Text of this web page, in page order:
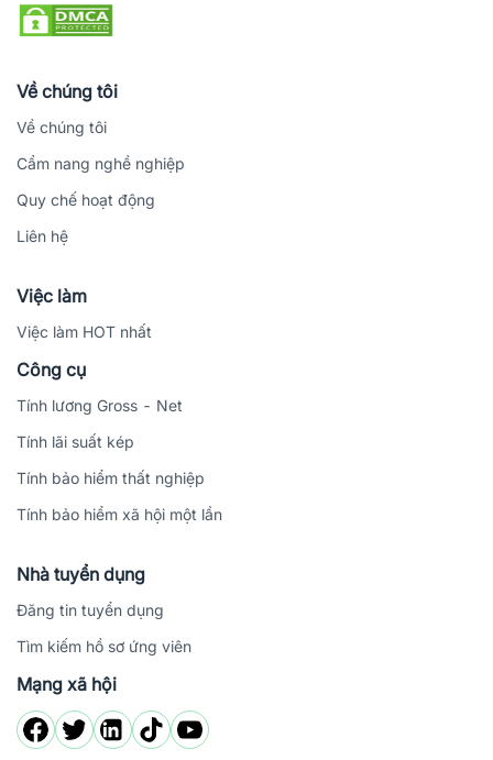
Về chúng tôi
Về chúng tôi
Cẩm nang nghề nghiệp
Quy chế hoạt động
Liên hệ
Việc làm
Việc làm HOT nhất
Công cụ
Tính lương Gross - Net
Tính lãi suất kép
Tính bảo hiểm thất nghiệp
Tính bảo hiểm xã hội một lần
Nhà tuyển dụng
Đăng tin tuyển dụng
Tìm kiếm hồ sơ ứng viên
Mạng xã hội